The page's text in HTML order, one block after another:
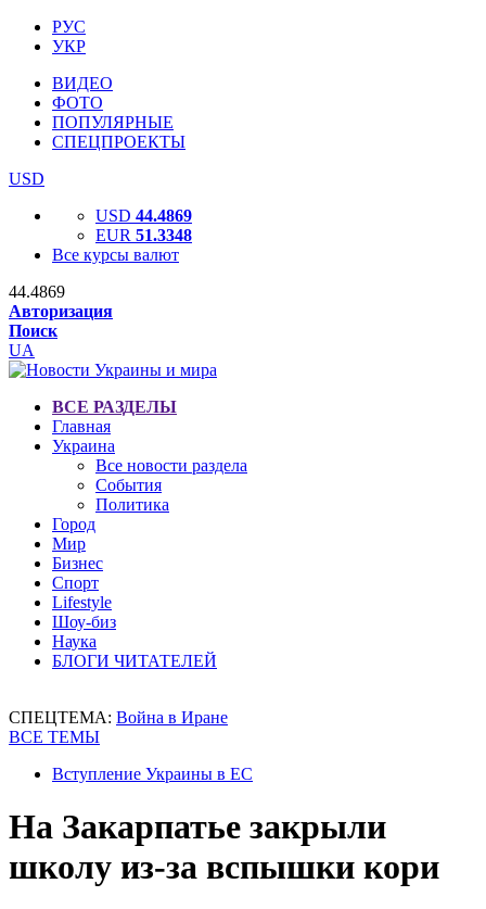
РУС
УКР
ВИДЕО
ФОТО
ПОПУЛЯРНЫЕ
СПЕЦПРОЕКТЫ
USD
USD 44.4869
EUR 51.3348
Все курсы валют
44.4869
Авторизация
Поиск
UA
ВСЕ РАЗДЕЛЫ
Главная
Украина
Все новости раздела
События
Политика
Город
Мир
Бизнес
Спорт
Lifestyle
Шоу-биз
Наука
БЛОГИ ЧИТАТЕЛЕЙ
СПЕЦТЕМА: Война в Иране
ВСЕ ТЕМЫ
Вступление Украины в ЕС
На Закарпатье закрыли
школу из-за вспышки кори